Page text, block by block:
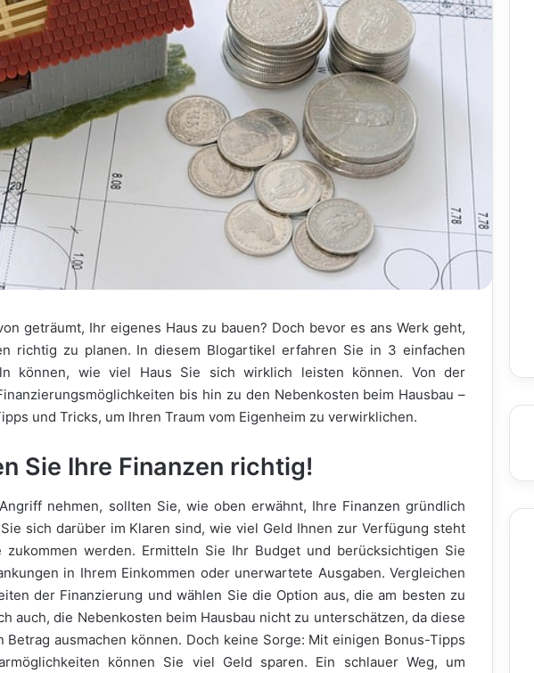
geträumt, Ihr eigenes Haus zu bauen? Doch bevor es ans Werk geht,
richtig zu planen. In diesem Blogartikel erfahren Sie in 3 einfachen
können, wie viel Haus Sie sich wirklich leisten können. Von der
bis hin zu den Nebenkosten beim Hausbau –
und Tricks, um Ihren Traum vom Eigenheim zu verwirklichen.
Sie Ihre Finanzen richtig!
nehmen, sollten Sie, wie oben erwähnt, Ihre Finanzen gründlich
sich darüber im Klaren sind, wie viel Geld Ihnen zur Verfügung steht
werden. Ermitteln Sie Ihr Budget und berücksichtigen Sie
in Ihrem Einkommen oder unerwartete Ausgaben. Vergleichen
der Finanzierung und wählen Sie die Option aus, die am besten zu
auch, die Nebenkosten beim Hausbau nicht zu unterschätzen, da diese
ausmachen können. Doch keine Sorge: Mit einigen Bonus-Tipps
können Sie viel Geld sparen. Ein schlauer Weg, um